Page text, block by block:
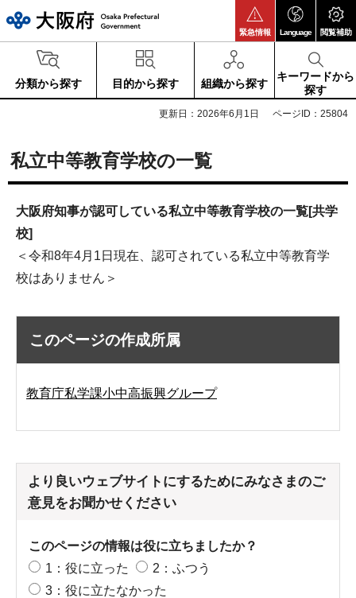
緊急情報 Language 閲覧補助
分類から探す 目的から探す 組織から探す
キーワードから
探す
更新日：2026年6月1日 ページID：25804
私立中等教育学校の一覧
大阪府知事が認可している私立中等教育学校の一覧[共学
校]
＜令和8年4月1日現在、認可されている私立中等教育学
校はありません＞
このページの作成所属
教育庁私学課小中高振興グループ
より良いウェブサイトにするためにみなさまのご
意見をお聞かせください
このページの情報は役に立ちましたか？
1：役に立った
2：ふつう
3：役に立たなかった